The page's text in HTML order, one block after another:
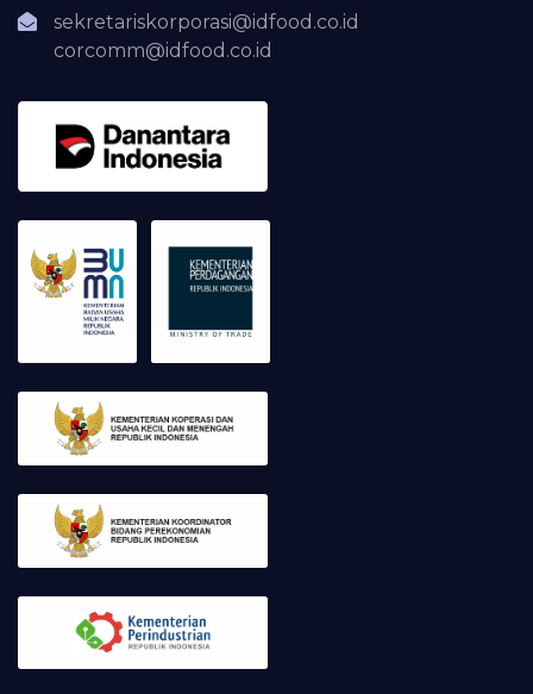
sekretariskorporasi@idfood.co.id
corcomm@idfood.co.id